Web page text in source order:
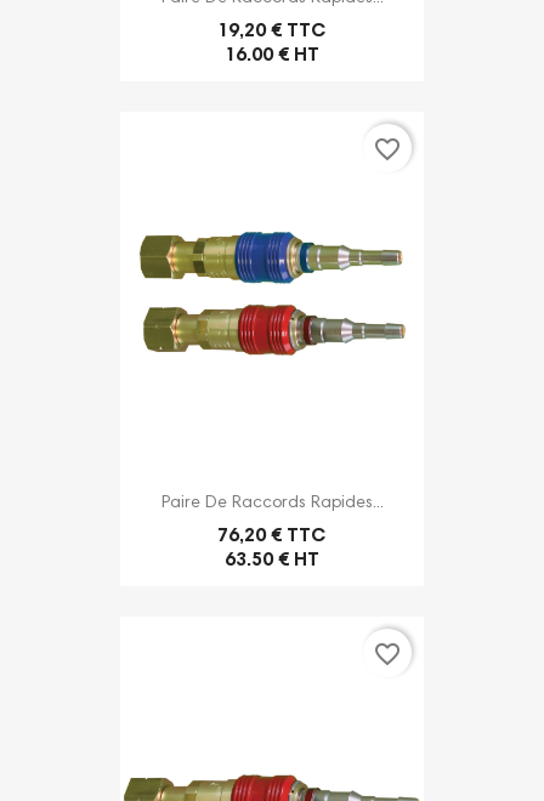
19,20 € TTC
16.00 € HT
Paire De Raccords Rapides...
76,20 € TTC
63.50 € HT
favorite_border
favorite_border